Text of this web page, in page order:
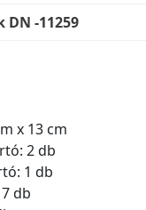
DN -11259
x 13 cm
2 db
1 db
db